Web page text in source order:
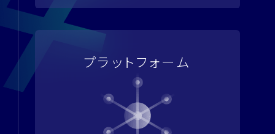
プラットフォーム